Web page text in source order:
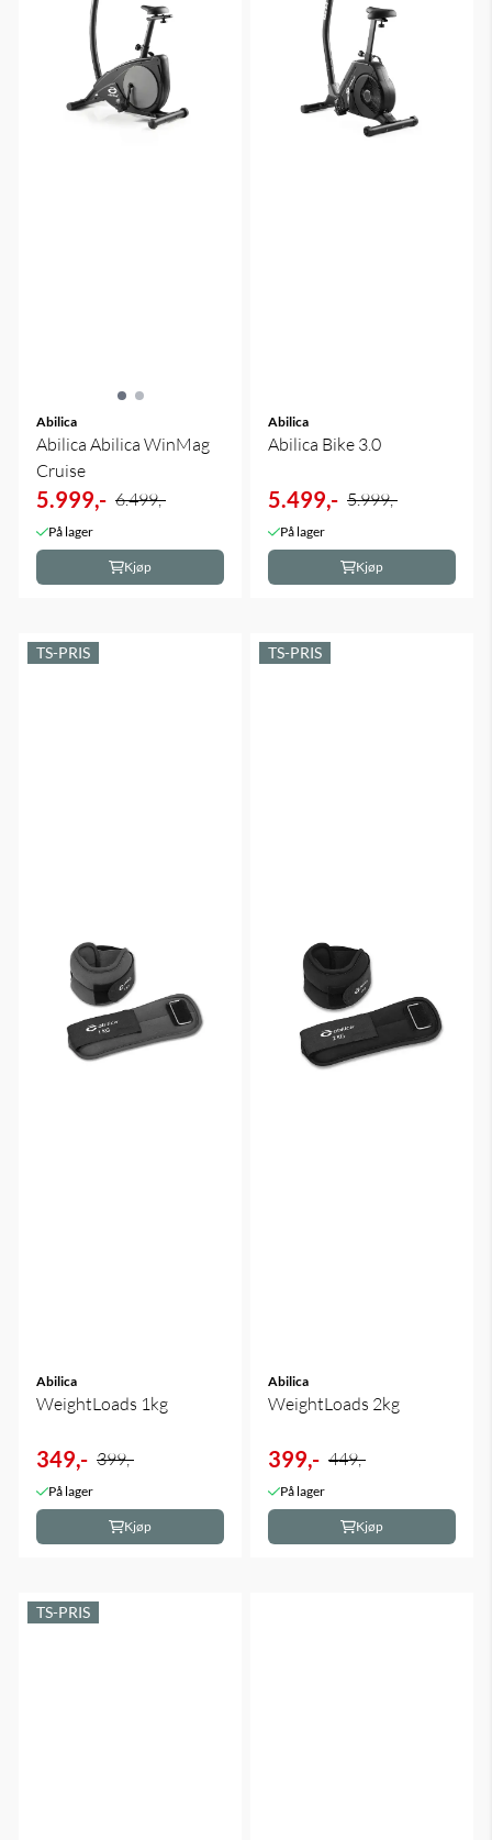
Abilica
Abilica Abilica WinMag
Cruise
5.999,- 6.499,-
På lager
Kjøp
Abilica
Abilica Bike 3.0
5.499,- 5.999,-
På lager
Kjøp
Abilica
WeightLoads 1kg
349,- 399,-
På lager
Kjøp
Abilica
WeightLoads 2kg
399,- 449,-
På lager
Kjøp